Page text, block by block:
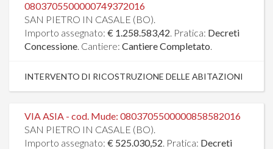
0803705500000749372016
SAN PIETRO IN CASALE (BO).
Importo assegnato: € 1.258.583,42. Pratica: Decreti
Concessione. Cantiere: Cantiere Completato.
INTERVENTO DI RICOSTRUZIONE DELLE ABITAZIONI
VIA ASIA - cod. Mude: 0803705500000858582016
SAN PIETRO IN CASALE (BO).
Importo assegnato: € 525.030,52. Pratica: Decreti